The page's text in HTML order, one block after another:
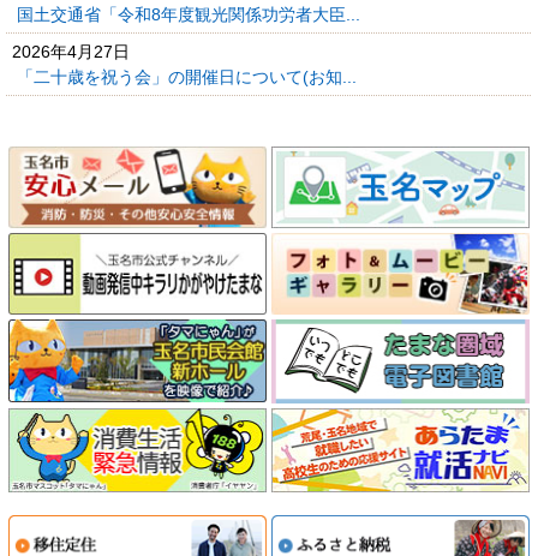
国土交通省「令和8年度観光関係功労者大臣...
2026年4月27日
「二十歳を祝う会」の開催日について(お知...